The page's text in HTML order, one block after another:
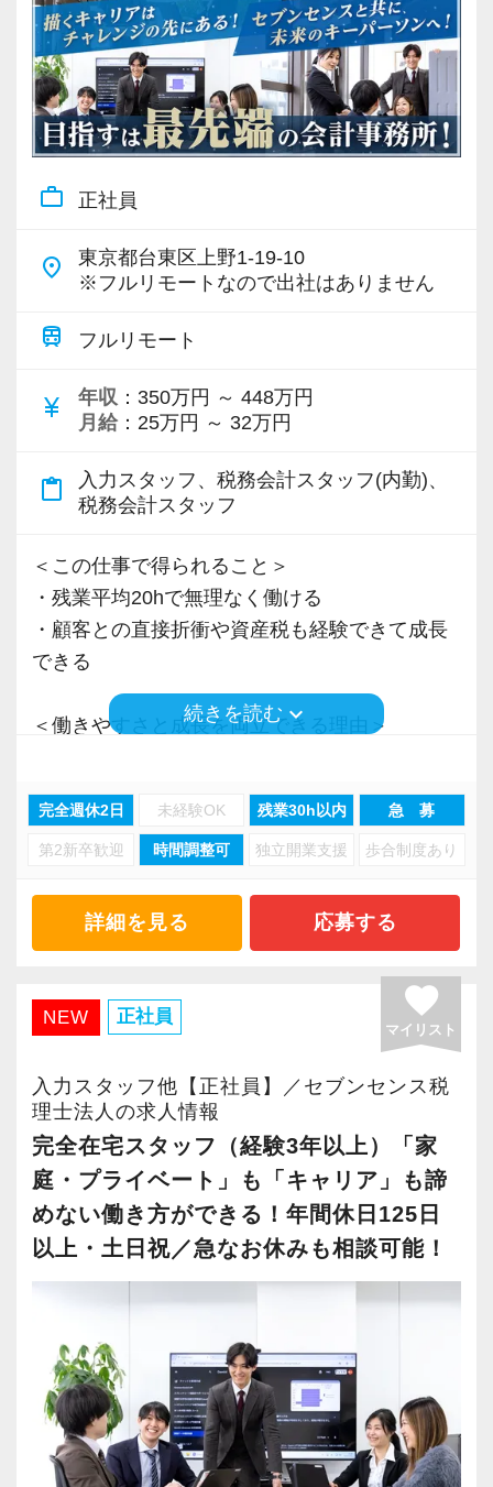
work_outline 正社員
place
東京都台東区上野1-19-10
※フルリモートなので出社はありません
train フルリモート
currency_yen 年収 ：350万円 ～ 448万円
月給 ：25万円 ～ 32万円
content_paste
入力スタッフ、税務会計スタッフ(内勤)、
税務会計スタッフ
＜この仕事で得られること＞
・残業平均20hで無理なく働ける
・顧客との直接折衝や資産税も経験できて成長
できる
＜働きやすさと成長を両立できる理由＞
・分業体制で業務負担を軽減
・顧客対応や提案業務に集中可能
・資産税や相続など専門性の高い案件あり
・経験値が自然と積み上がる環境
・有給取得率90％以上
・繁忙期も月30～40h程度
・男性の育休取得率100％
・テレワーク導入済み
・全席デュアルモニタ完備
＜幅広い経験・成長環境＞
・9割が紹介の安定基盤
・個人～大企業まで幅広く経験可能
・税務顧問＋資産税に関与
・相続／事業承継／M&Aにも対応
続きを読むkeyboard_arrow_down
完全週休2日 未経験OK 残業30h以内 急 募
第2新卒歓迎 時間調整可 独立開業支援 歩合制度あり
詳細を見る 応募する
NEW 正社員 favorite
マイリスト
入力スタッフ他【正社員】／セブンセンス税
理士法人の求人情報
完全在宅スタッフ（経験3年以上）「家
庭・プライベート」も「キャリア」も諦
めない働き方ができる！年間休日125日
以上・土日祝／急なお休みも相談可能！